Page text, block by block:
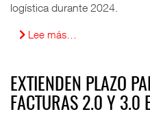
logística durante 2024.
Lee más…
EXTIENDEN PLAZO
FACTURAS 2.0 Y 3.0